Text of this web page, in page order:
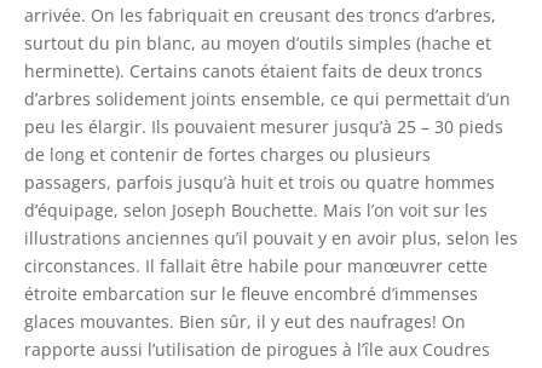
arrivée. On les fabriquait en creusant des troncs d’arbres,
surtout du pin blanc, au moyen d’outils simples (hache et
herminette). Certains canots étaient faits de deux troncs
d’arbres solidement joints ensemble, ce qui permettait d’un
peu les élargir. Ils pouvaient mesurer jusqu’à 25 – 30 pieds
de long et contenir de fortes charges ou plusieurs
passagers, parfois jusqu’à huit et trois ou quatre hommes
d’équipage, selon Joseph Bouchette. Mais l’on voit sur les
illustrations anciennes qu’il pouvait y en avoir plus, selon les
circonstances. Il fallait être habile pour manœuvrer cette
étroite embarcation sur le fleuve encombré d’immenses
glaces mouvantes. Bien sûr, il y eut des naufrages! On
rapporte aussi l’utilisation de pirogues à l’île aux Coudres